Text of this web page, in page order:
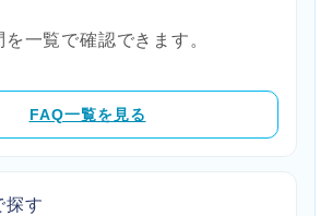
一覧で確認できます。
FAQ一覧を見る
探す